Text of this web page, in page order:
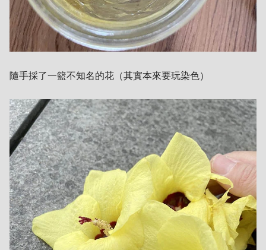
隨手採了一籃不知名的花（其實本來要玩染色）